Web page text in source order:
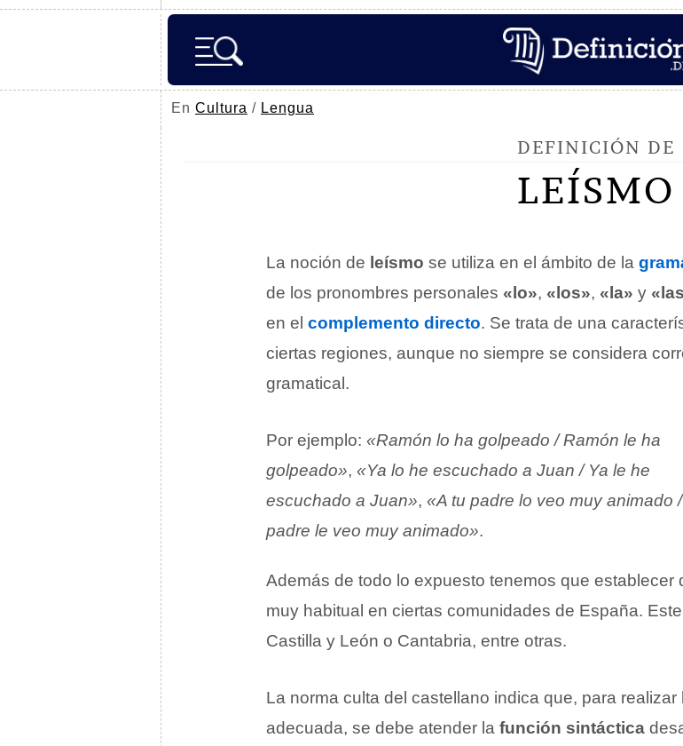
En Cultura / Lengua
DEFINICIÓN DE
LEÍSMO
La noción de leísmo se utiliza en el ámbito de la
de los pronombres personales «lo», «los», «la» y
en el complemento directo. Se trata de una
ciertas regiones, aunque no siempre se considera
gramatical.
Por ejemplo: «Ramón lo ha golpeado / Ramón le ha
golpeado», «Ya lo he escuchado a Juan / Ya le he
escuchado a Juan», «A tu padre lo veo muy animado /
padre le veo muy animado».
Además de todo lo expuesto tenemos que establecer
muy habitual en ciertas comunidades de España.
Castilla y León o Cantabria, entre otras.
La norma culta del castellano indica que, para
adecuada, se debe atender la función sintáctica